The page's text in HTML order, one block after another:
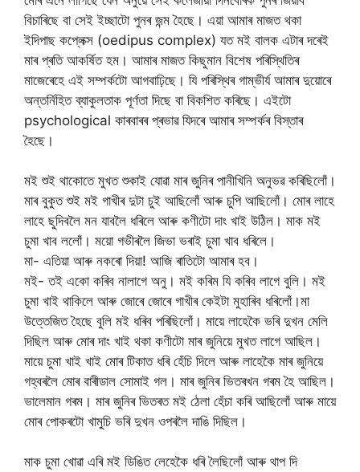
বিচাৰিছে বা সেই ইচ্ছাটো পুনৰ জন্ম হৈছে। এয়া আমাৰ মাজত থকা
ইদিপাছ কপ্লেক্স (oedipus complex) যত মই বালক এটাৰ দৰেই
মাৰ প্ৰতি আকৰ্ষিত হম। আমাৰ মাজত কিছুমান বিশেষ পৰিস্থিতিৰ
মাজেৰেহে এই সম্পৰ্কটো আগবাঢ়িছে। যি পৰিস্থিৰ গাম্ভীৰ্য আমাৰ দুয়োৰে
অন্তৰ্নিহিত ব্যাকুলতাক পূৰ্ণতা দিছে বা বিকশিত কৰিছে। এইটো
psychological কাৰবাৰৰ প্ৰভাৱ যিদৰে আমাৰ সম্পৰ্কৰ বিস্তাৰ
হৈছে।
মই শুই থাকোতে মুখত শুকাই যোৱা মাৰ জুনিৰ পানীখিনি অনুভৱ কৰিছিলোঁ।
মাৰ বুকুত শুই মই গাখীৰ দুটা চুই আছিলোঁ আৰু চুপি আছিলোঁ। মোৰ লাহে
লাহে ছুদিবলৈ মন যাবলৈ ধৰিলে আৰু কণীটো দাং খাই উঠিল। মাক মই
চুমা খাব ললোঁ। ময়ো গভীৰলৈ জিভা ভৰাই চুমা খাব ধৰিলে।
মা- এতিয়া আৰু নকৰো দিয়া! আজি ৰাতিটো আমাৰ হব।
মই- তই একো কৰিব নালাগে অনু। মই কৰিম যি কৰিব লাগে বুলি। মই
চুমা খাই থাকিলে আৰু জোৰে জোৰে গাখীৰ কেইটা মুহাৰিব ধৰিলোঁ।মা
উত্তেজিত হৈছে বুলি মই ধৰিব পৰিছিলোঁ। মায়ে লাহেকৈ ভৰি দুখন মেলি
দিছিল আৰু মোৰ দাং খাই থকা কণীটো মাৰ জুনিয়ে মুখত লাগে আছিল।
মায়ে চুমা খাই খাই মোৰ টিকাত ধৰি হেঁচি দিলে আৰু লাহেকৈ মাৰ জুনিয়ে
গহ্বৰলৈ মোৰ বাৰীডাল সোমাই গল। মাৰ জুনিৰ ভিতৰখন গৰম হৈ আছিল।
ভালেমান গৰম। মাৰ জুনিৰ ভিতৰত মই ঠেলা হেঁচা কৰি আছিলোঁ আৰু মায়ে
মোৰ পোকৰটো খামুচি ভৰি দুখন ওপৰলৈ দাঙি দিছিল।
মাক চুমা খোৱা এৰি মই ডিঙিত লেহেকৈ ধৰি লৈছিলোঁ আৰু থাপ দি